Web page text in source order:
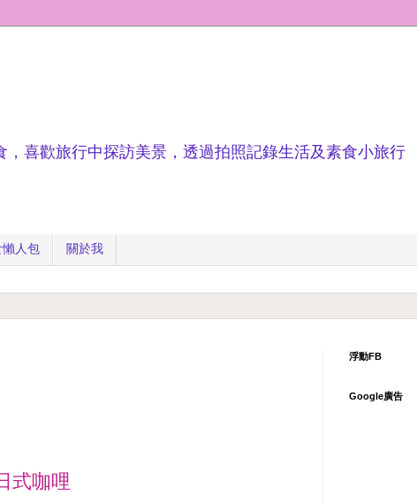
喜歡旅行中探訪美景，透過拍照記錄生活及素食小旅行
人包 關於我
式咖哩
浮動FB
Google廣告